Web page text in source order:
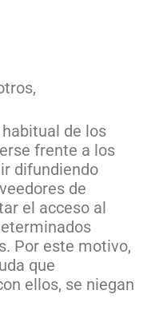
de los
frente a los
difundiendo
de
el acceso al
Por este motivo,
que
ellos, se niegan